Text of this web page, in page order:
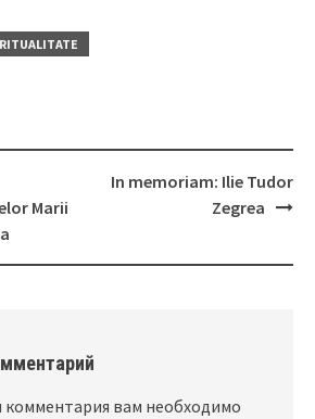
Marii
In memoriam: Ilie Tudor
Zegrea
комментария вам необходимо